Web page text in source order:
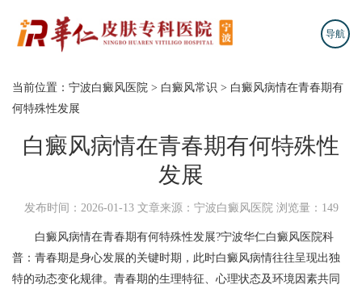
导航
当前位置： 宁波白癜风医院 > 白癜风常识 > 白癜风病情在青春期有
何特殊性发展
白癜风病情在青春期有何特殊性
发展
发布时间：2026-01-13 文章来源：宁波白癜风医院 浏览量：149
白癜风病情在青春期有何特殊性发展?宁波华仁白癜风医院科
普：青春期是身心发展的关键时期，此时白癜风病情往往呈现出独
特的动态变化规律。青春期的生理特征、心理状态及环境因素共同